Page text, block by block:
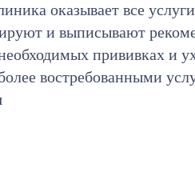
оказывает все
и выписывают
прививках и
востребованными